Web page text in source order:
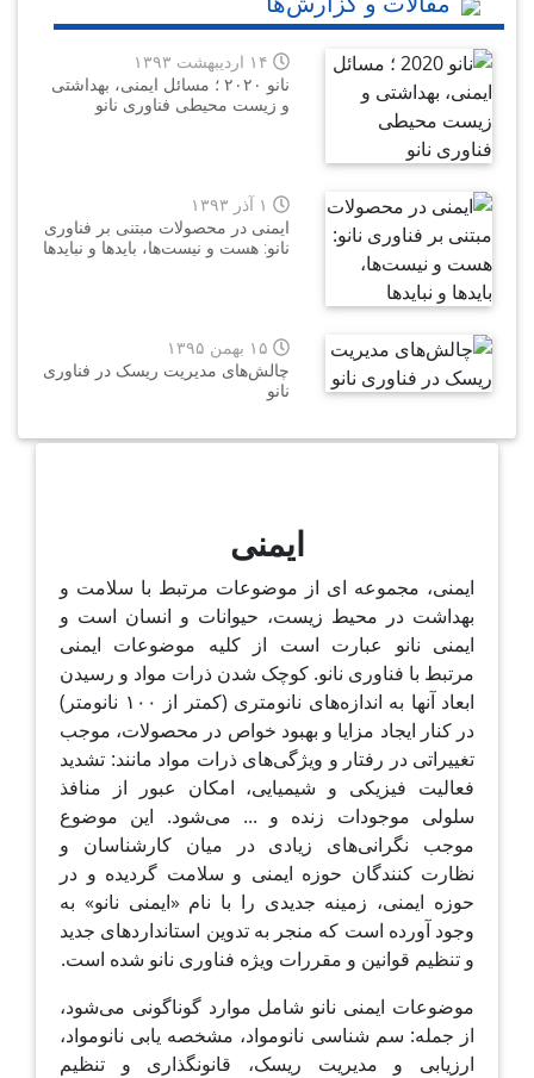
نانو ۲۰۲۰ ؛ مسائل ایمنی، بهداشتی
و زیست محیطی فناوری نانو
ایمنی در محصولات مبتنی بر فناوری
نانو: هست و نیست‌ها، بایدها و نبایدها
چالش‌های مدیریت ریسک در فناوری
نانو
ایمنی
ایمنی، مجموعه ای از موضوعات مرتبط با سلامت و
بهداشت در محیط زیست، حیوانات و انسان است و
ایمنی نانو عبارت است از کلیه موضوعات ایمنی
مرتبط با فناوری نانو. کوچک شدن ذرات مواد و رسیدن
ابعاد آنها به اندازه‌های نانومتری (کمتر از ۱۰۰ نانومتر)
در کنار ایجاد مزایا و بهبود خواص در محصولات، موجب
تغییراتی در رفتار و ویژگی‌های ذرات مواد مانند: تشدید
فعالیت فیزیکی و شیمیایی، امکان عبور از منافذ
سلولی موجودات زنده و ... می‌شود. این موضوع
موجب نگرانی‌های زیادی در میان کارشناسان و
نظارت کنندگان حوزه ایمنی و سلامت گردیده و در
حوزه ایمنی، زمینه جدیدی را با نام «ایمنی نانو» به
وجود آورده است که منجر به تدوین استانداردهای جدید
و تنظیم قوانین و مقررات ویژه فناوری نانو شده است.
موضوعات ایمنی نانو شامل موارد گوناگونی می‌شود،
از جمله: سم شناسی نانومواد، مشخصه یابی نانومواد،
ارزیابی و مدیریت ریسک، قانونگذاری و تنظیم